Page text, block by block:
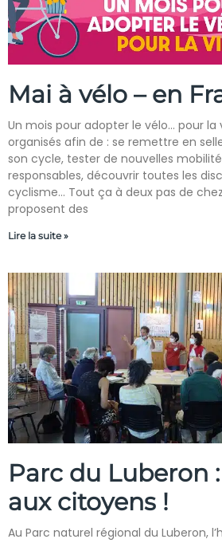
Mai à vélo – en
Un mois pour adopter le vélo… pour la
organisés afin de : se remettre en
son cycle, tester de nouvelles
responsables, découvrir toutes les
cyclisme… Tout ça à deux pas de
proposent des
Lire la suite »
Parc du Luberon
aux citoyens !
Au Parc naturel régional du Luberon,